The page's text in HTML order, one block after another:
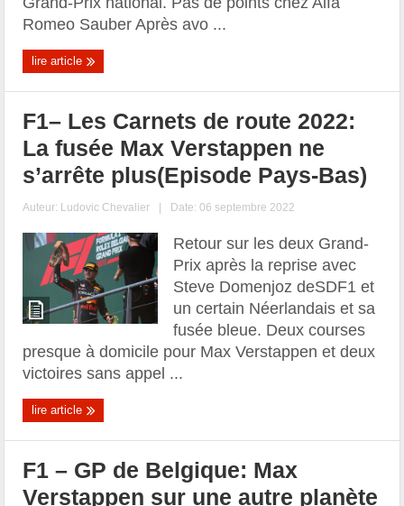
Romeo Sauber Après avo ...
lire article
F1– Les Carnets de route 2022:
La fusée Max Verstappen ne
s’arrête plus(Episode Pays-Bas)
Auteur: Ludovic Chevalier | Date: 06 septembre 2022
Retour sur les deux Grand-
Prix après la reprise avec
Steve Domenjoz deSDF1 et
un certain Néerlandais et sa
fusée bleue. Deux courses
presque à domicile pour Max Verstappen et deux
victoires sans appel ...
lire article
F1 – GP de Belgique: Max
Verstappen sur une autre planète